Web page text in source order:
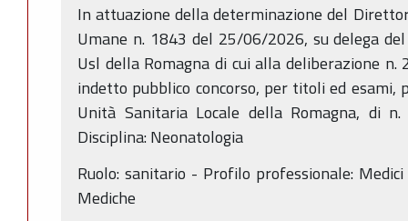
In attuazione della determinazione del
Umane n. 1843 del 25/06/2026, su delega
Usl della Romagna di cui alla deliberazione
indetto pubblico concorso, per titoli ed esami,
Unità Sanitaria Locale della Romagna, di
Disciplina: Neonatologia
Ruolo: sanitario - Profilo professionale:
Mediche